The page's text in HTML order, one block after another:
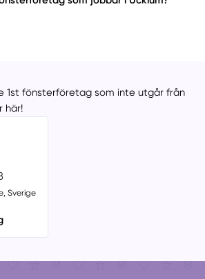
1st fönsterföretag som inte utgår från
här!
Sverige